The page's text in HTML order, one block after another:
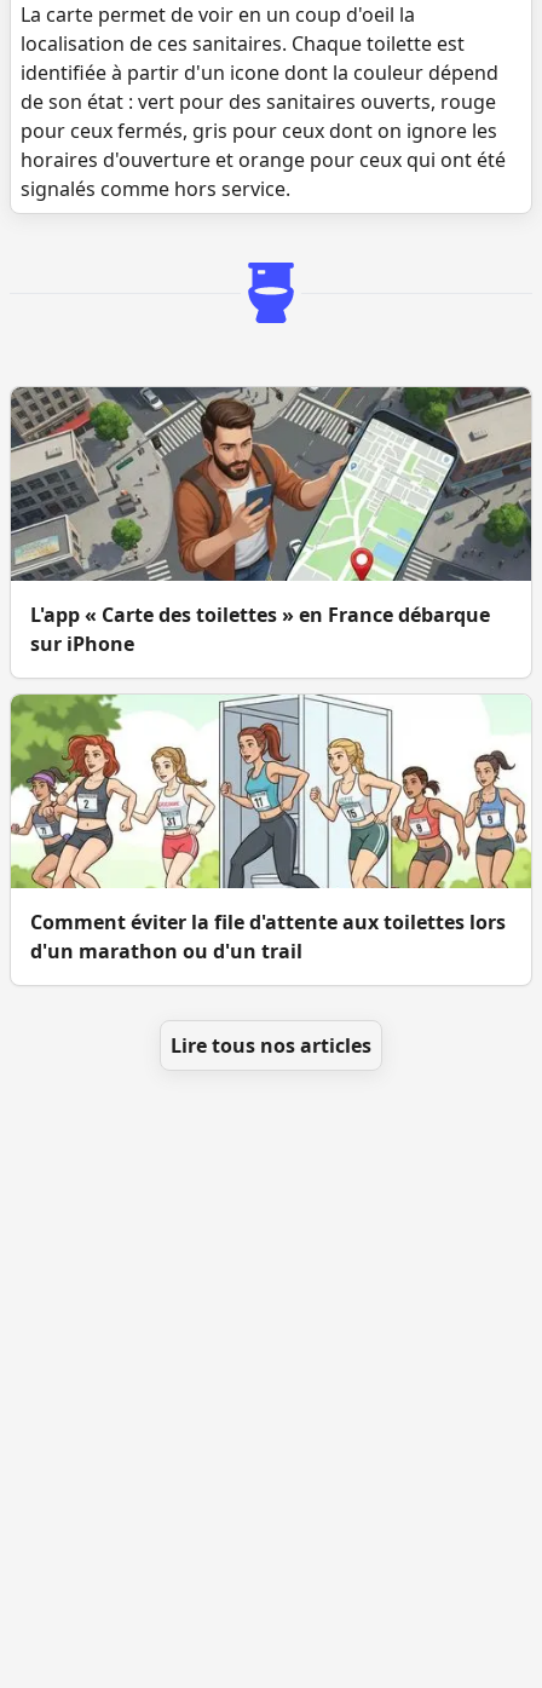
La carte permet de voir en un coup d'oeil la
localisation de ces sanitaires. Chaque toilette est
identifiée à partir d'un icone dont la couleur dépend
de son état : vert pour des sanitaires ouverts, rouge
pour ceux fermés, gris pour ceux dont on ignore les
horaires d'ouverture et orange pour ceux qui ont été
signalés comme hors service.
L'app « Carte des toilettes » en France débarque
sur iPhone
Comment éviter la file d'attente aux toilettes lors
d'un marathon ou d'un trail
Lire tous nos articles